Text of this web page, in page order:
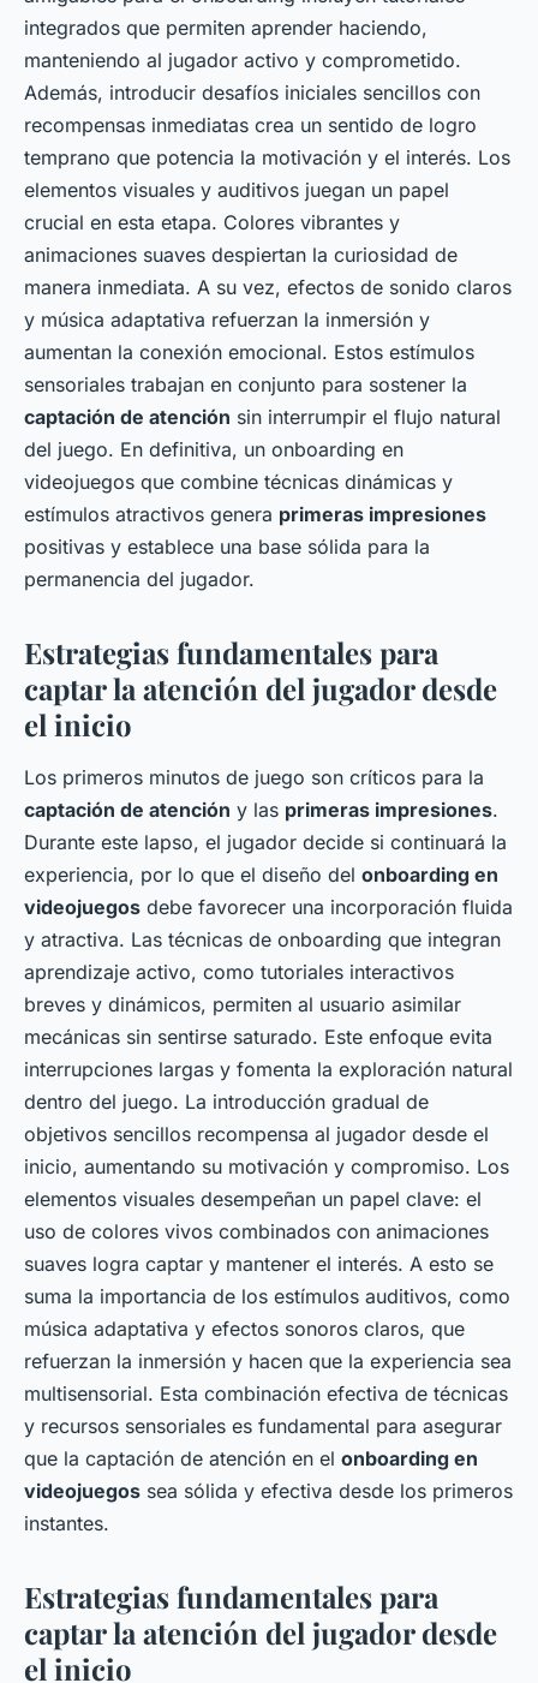
integrados que permiten aprender haciendo,
manteniendo al jugador activo y comprometido.
Además, introducir desafíos iniciales sencillos con
recompensas inmediatas crea un sentido de logro
temprano que potencia la motivación y el interés. Los
elementos visuales y auditivos juegan un papel
crucial en esta etapa. Colores vibrantes y
animaciones suaves despiertan la curiosidad de
manera inmediata. A su vez, efectos de sonido claros
y música adaptativa refuerzan la inmersión y
aumentan la conexión emocional. Estos estímulos
sensoriales trabajan en conjunto para sostener la
captación de atención sin interrumpir el flujo natural
del juego. En definitiva, un onboarding en
videojuegos que combine técnicas dinámicas y
estímulos atractivos genera primeras impresiones
positivas y establece una base sólida para la
permanencia del jugador.
Estrategias fundamentales para
captar la atención del jugador desde
el inicio
Los primeros minutos de juego son críticos para la
captación de atención y las primeras impresiones.
Durante este lapso, el jugador decide si continuará la
experiencia, por lo que el diseño del onboarding en
videojuegos debe favorecer una incorporación fluida
y atractiva. Las técnicas de onboarding que integran
aprendizaje activo, como tutoriales interactivos
breves y dinámicos, permiten al usuario asimilar
mecánicas sin sentirse saturado. Este enfoque evita
interrupciones largas y fomenta la exploración natural
dentro del juego. La introducción gradual de
objetivos sencillos recompensa al jugador desde el
inicio, aumentando su motivación y compromiso. Los
elementos visuales desempeñan un papel clave: el
uso de colores vivos combinados con animaciones
suaves logra captar y mantener el interés. A esto se
suma la importancia de los estímulos auditivos, como
música adaptativa y efectos sonoros claros, que
refuerzan la inmersión y hacen que la experiencia sea
multisensorial. Esta combinación efectiva de técnicas
y recursos sensoriales es fundamental para asegurar
que la captación de atención en el onboarding en
videojuegos sea sólida y efectiva desde los primeros
instantes.
Estrategias fundamentales para
captar la atención del jugador desde
el inicio